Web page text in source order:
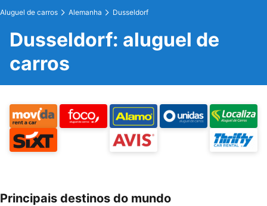
Aluguel de carros Alemanha Dusseldorf
Dusseldorf: aluguel de
carros
Principais destinos do mundo